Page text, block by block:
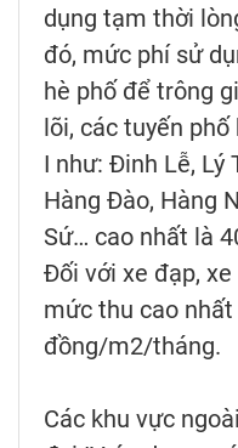
dụng tạm thời
đó, mức phí sử
hè phố để trông
lõi, các tuyến
I như: Đinh Lễ, Lý
Hàng Đào, Hàng
Sứ… cao nhất là
Đối với xe đạp,
mức thu cao nhất
đồng/m2/tháng.
Các khu vực